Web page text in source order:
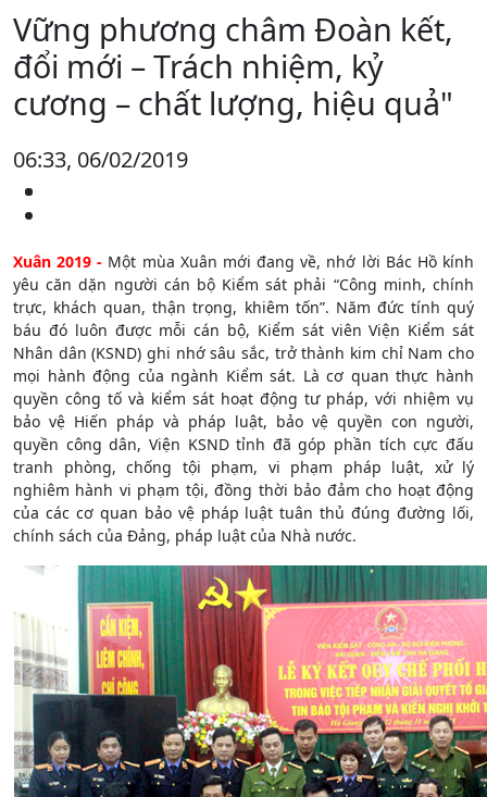
Vững phương châm Đoàn kết,
đổi mới – Trách nhiệm, kỷ
cương – chất lượng, hiệu quả"
06:33, 06/02/2019
Xuân 2019 - Một mùa Xuân mới đang về, nhớ lời Bác Hồ kính
yêu căn dặn người cán bộ Kiểm sát phải “Công minh, chính
trực, khách quan, thận trọng, khiêm tốn”. Năm đức tính quý
báu đó luôn được mỗi cán bộ, Kiểm sát viên Viện Kiểm sát
Nhân dân (KSND) ghi nhớ sâu sắc, trở thành kim chỉ Nam cho
mọi hành động của ngành Kiểm sát. Là cơ quan thực hành
quyền công tố và kiểm sát hoạt động tư pháp, với nhiệm vụ
bảo vệ Hiến pháp và pháp luật, bảo vệ quyền con người,
quyền công dân, Viện KSND tỉnh đã góp phần tích cực đấu
tranh phòng, chống tội phạm, vi phạm pháp luật, xử lý
nghiêm hành vi phạm tội, đồng thời bảo đảm cho hoạt động
của các cơ quan bảo vệ pháp luật tuân thủ đúng đường lối,
chính sách của Đảng, pháp luật của Nhà nước.